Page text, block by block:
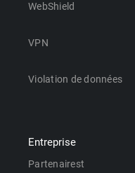
WebShield
VPN
Violation de données
Entreprise
Partenairest